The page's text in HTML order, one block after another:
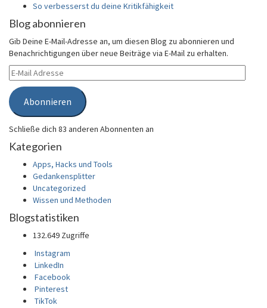
So verbesserst du deine Kritikfähigkeit
Blog abonnieren
Gib Deine E-Mail-Adresse an, um diesen Blog zu abonnieren und
Benachrichtigungen über neue Beiträge via E-Mail zu erhalten.
E-
Mail
Adresse
Abonnieren
Schließe dich 83 anderen Abonnenten an
Kategorien
Apps, Hacks und Tools
Gedankensplitter
Uncategorized
Wissen und Methoden
Blogstatistiken
132.649 Zugriffe
Instagram
LinkedIn
Facebook
Pinterest
TikTok